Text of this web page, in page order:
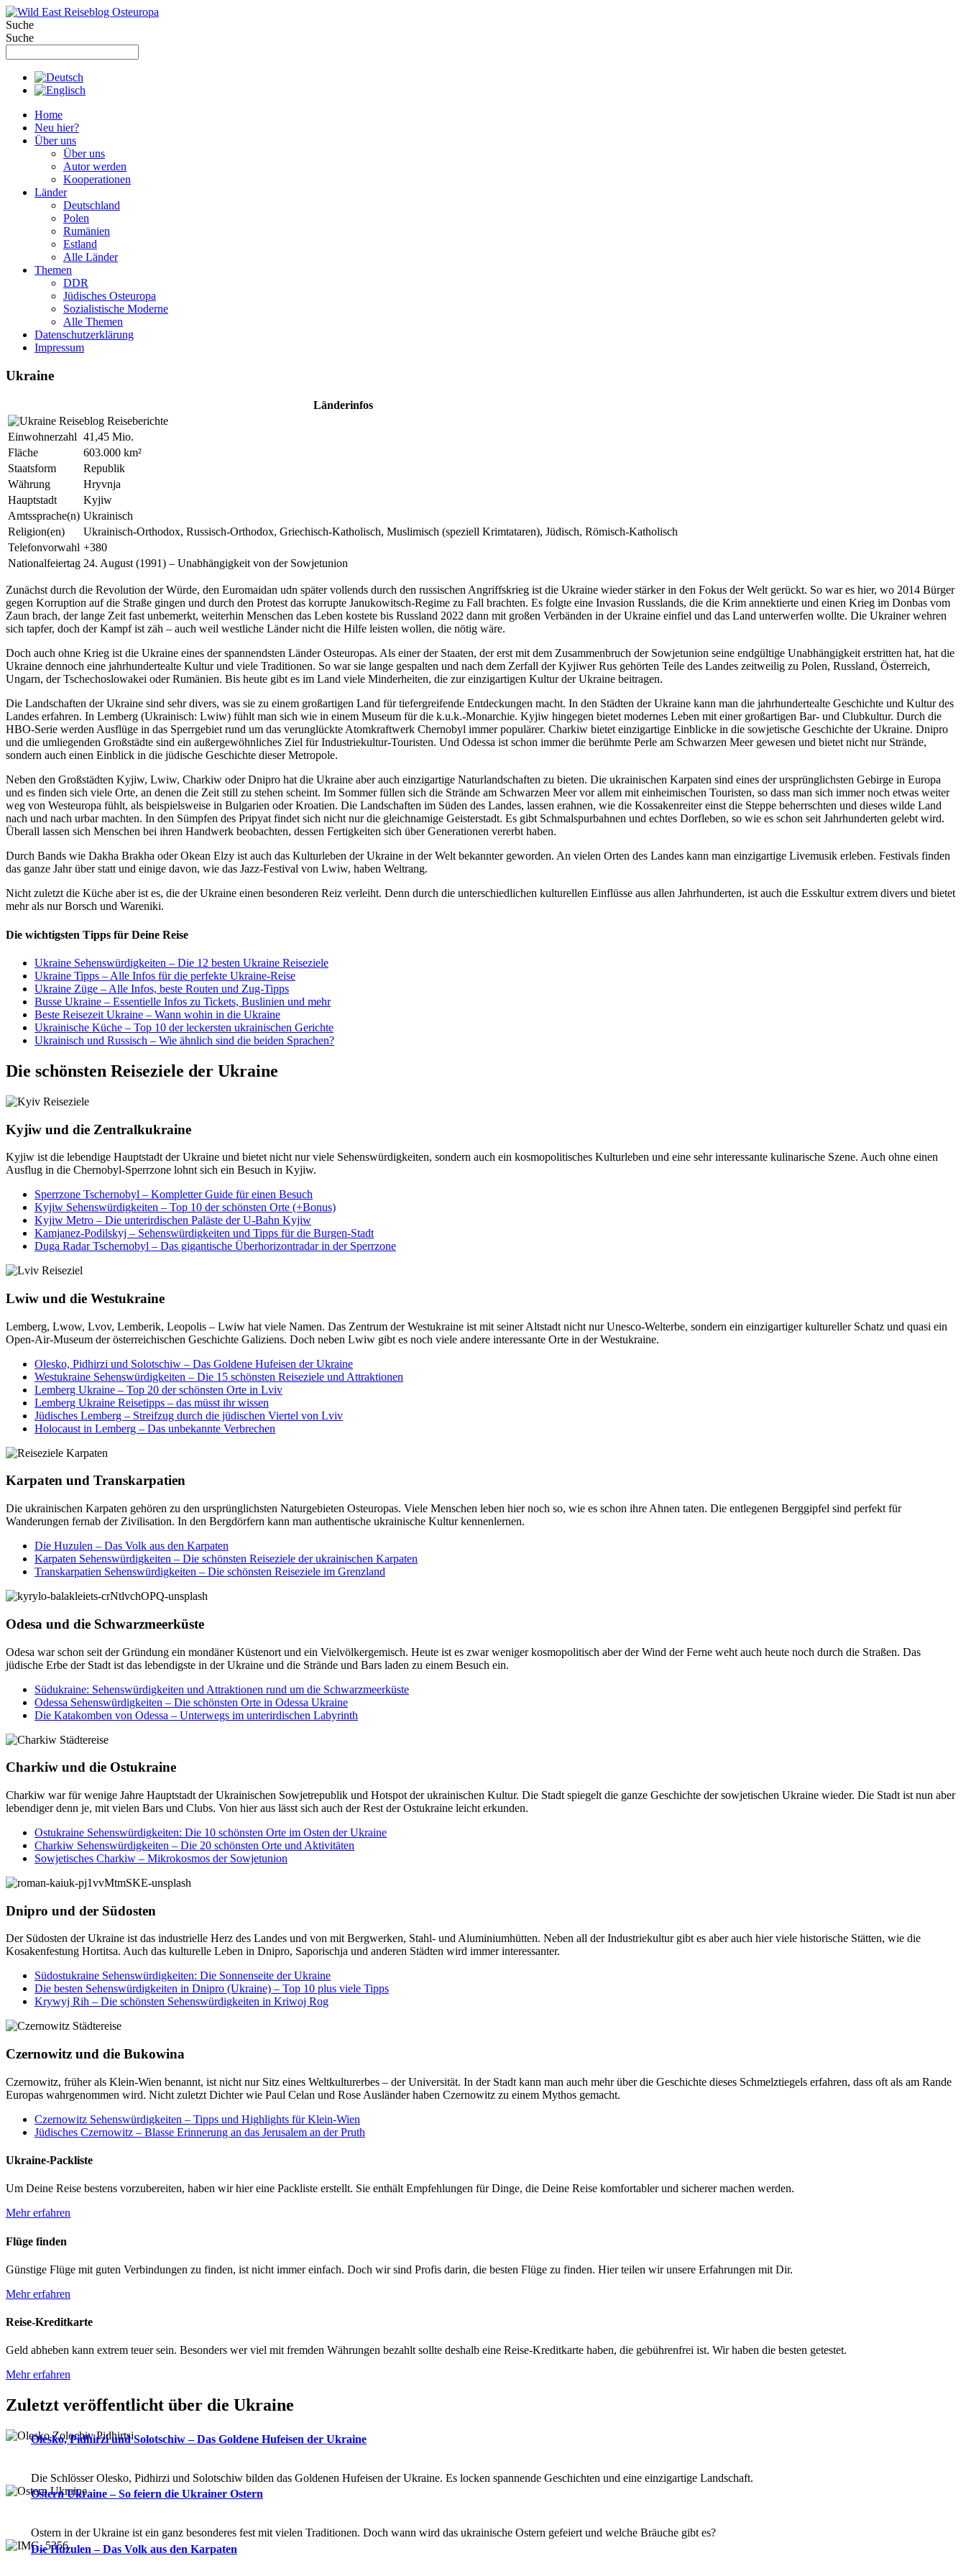
Zum
Inhalt
springen
Suche
Suche
Home
Neu hier?
Über uns
Über uns
Autor werden
Kooperationen
Länder
Deutschland
Polen
Rumänien
Estland
Alle Länder
Themen
DDR
Jüdisches Osteuropa
Sozialistische Moderne
Alle Themen
Datenschutzerklärung
Impressum
Ukraine
Länderinfos
Einwohnerzahl 41,45 Mio.
Fläche
603.000 km²
Staatsform
Republik
Währung
Hryvnja
Hauptstadt
Kyjiw
Amtssprache(n) Ukrainisch
Religion(en)
Ukrainisch-Orthodox, Russisch-Orthodox, Griechisch-Katholisch, Muslimisch (speziell Krimtataren), Jüdisch, Römisch-Katholisch
Telefonvorwahl +380
Nationalfeiertag 24. August (1991) – Unabhängigkeit von der Sowjetunion
Zunächst durch die Revolution der Würde, den Euromaidan udn später vollends durch den russischen Angriffskrieg ist die Ukraine wieder stärker in den Fokus der Welt gerückt. So war es hier, wo 2014 Bürger
gegen Korruption auf die Straße gingen und durch den Protest das korrupte Janukowitsch-Regime zu Fall brachten. Es folgte eine Invasion Russlands, die die Krim annektierte und einen Krieg im Donbas vom
Zaun brach, der lange Zeit fast unbemerkt, weiterhin Menschen das Leben kostete bis Russland 2022 dann mit großen Verbänden in der Ukraine einfiel und das Land unterwerfen wollte. Die Ukrainer wehren
sich tapfer, doch der Kampf ist zäh – auch weil westliche Länder nicht die Hilfe leisten wollen, die nötig wäre.
Doch auch ohne Krieg ist die Ukraine eines der spannendsten Länder Osteuropas. Als einer der Staaten, der erst mit dem Zusammenbruch der Sowjetunion seine endgültige Unabhängigkeit erstritten hat, hat die
Ukraine dennoch eine jahrhundertealte Kultur und viele Traditionen. So war sie lange gespalten und nach dem Zerfall der Kyjiwer Rus gehörten Teile des Landes zeitweilig zu Polen, Russland, Österreich,
Ungarn, der Tschechoslowakei oder Rumänien. Bis heute gibt es im Land viele Minderheiten, die zur einzigartigen Kultur der Ukraine beitragen.
Die Landschaften der Ukraine sind sehr divers, was sie zu einem großartigen Land für tiefergreifende Entdeckungen macht. In den Städten der Ukraine kann man die jahrhundertealte Geschichte und Kultur des
Landes erfahren. In Lemberg (Ukrainisch: Lwiw) fühlt man sich wie in einem Museum für die k.u.k.-Monarchie. Kyjiw hingegen bietet modernes Leben mit einer großartigen Bar- und Clubkultur. Durch die
HBO-Serie werden Ausflüge in das Sperrgebiet rund um das verunglückte Atomkraftwerk Chernobyl immer populärer. Charkiw bietet einzigartige Einblicke in die sowjetische Geschichte der Ukraine. Dnipro
und die umliegenden Großstädte sind ein außergewöhnliches Ziel für Industriekultur-Touristen. Und Odessa ist schon immer die berühmte Perle am Schwarzen Meer gewesen und bietet nicht nur Strände,
sondern auch einen Einblick in die jüdische Geschichte dieser Metropole.
Neben den Großstädten Kyjiw, Lwiw, Charkiw oder Dnipro hat die Ukraine aber auch einzigartige Naturlandschaften zu bieten. Die ukrainischen Karpaten sind eines der ursprünglichsten Gebirge in Europa
und es finden sich viele Orte, an denen die Zeit still zu stehen scheint. Im Sommer füllen sich die Strände am Schwarzen Meer vor allem mit einheimischen Touristen, so dass man sich immer noch etwas weiter
weg von Westeuropa fühlt, als beispielsweise in Bulgarien oder Kroatien. Die Landschaften im Süden des Landes, lassen erahnen, wie die Kossakenreiter einst die Steppe beherrschten und dieses wilde Land
nach und nach urbar machten. In den Sümpfen des Pripyat findet sich nicht nur die gleichnamige Geisterstadt. Es gibt Schmalspurbahnen und echtes Dorfleben, so wie es schon seit Jahrhunderten gelebt wird.
Überall lassen sich Menschen bei ihren Handwerk beobachten, dessen Fertigkeiten sich über Generationen vererbt haben.
Durch Bands wie Dakha Brakha oder Okean Elzy ist auch das Kulturleben der Ukraine in der Welt bekannter geworden. An vielen Orten des Landes kann man einzigartige Livemusik erleben. Festivals finden
das ganze Jahr über statt und einige davon, wie das Jazz-Festival von Lwiw, haben Weltrang.
Nicht zuletzt die Küche aber ist es, die der Ukraine einen besonderen Reiz verleiht. Denn durch die unterschiedlichen kulturellen Einflüsse aus allen Jahrhunderten, ist auch die Esskultur extrem divers und bietet
mehr als nur Borsch und Wareniki.
Die wichtigsten Tipps für Deine Reise
Ukraine Sehenswürdigkeiten – Die 12 besten Ukraine Reiseziele
Ukraine Tipps – Alle Infos für die perfekte Ukraine-Reise
Ukraine Züge – Alle Infos, beste Routen und Zug-Tipps
Busse Ukraine – Essentielle Infos zu Tickets, Buslinien und mehr
Beste Reisezeit Ukraine – Wann wohin in die Ukraine
Ukrainische Küche – Top 10 der leckersten ukrainischen Gerichte
Ukrainisch und Russisch – Wie ähnlich sind die beiden Sprachen?
Die schönsten Reiseziele der Ukraine
Kyjiw und die Zentralkukraine
Kyjiw ist die lebendige Hauptstadt der Ukraine und bietet nicht nur viele Sehenswürdigkeiten, sondern auch ein kosmopolitisches Kulturleben und eine sehr interessante kulinarische Szene. Auch ohne einen
Ausflug in die Chernobyl-Sperrzone lohnt sich ein Besuch in Kyjiw.
Sperrzone Tschernobyl – Kompletter Guide für einen Besuch
Kyjiw Sehenswürdigkeiten – Top 10 der schönsten Orte (+Bonus)
Kyjiw Metro – Die unterirdischen Paläste der U-Bahn Kyjiw
Kamjanez-Podilskyj – Sehenswürdigkeiten und Tipps für die Burgen-Stadt
Duga Radar Tschernobyl – Das gigantische Überhorizontradar in der Sperrzone
Lwiw und die Westukraine
Lemberg, Lwow, Lvov, Lemberik, Leopolis – Lwiw hat viele Namen. Das Zentrum der Westukraine ist mit seiner Altstadt nicht nur Unesco-Welterbe, sondern ein einzigartiger kultureller Schatz und quasi ein
Open-Air-Museum der österreichischen Geschichte Galiziens. Doch neben Lwiw gibt es noch viele andere interessante Orte in der Westukraine.
Olesko, Pidhirzi und Solotschiw – Das Goldene Hufeisen der Ukraine
Westukraine Sehenswürdigkeiten – Die 15 schönsten Reiseziele und Attraktionen
Lemberg Ukraine – Top 20 der schönsten Orte in Lviv
Lemberg Ukraine Reisetipps – das müsst ihr wissen
Jüdisches Lemberg – Streifzug durch die jüdischen Viertel von Lviv
Holocaust in Lemberg – Das unbekannte Verbrechen
Karpaten und Transkarpatien
Die ukrainischen Karpaten gehören zu den ursprünglichsten Naturgebieten Osteuropas. Viele Menschen leben hier noch so, wie es schon ihre Ahnen taten. Die entlegenen Berggipfel sind perfekt für
Wanderungen fernab der Zivilisation. In den Bergdörfern kann man authentische ukrainische Kultur kennenlernen.
Die Huzulen – Das Volk aus den Karpaten
Karpaten Sehenswürdigkeiten – Die schönsten Reiseziele der ukrainischen Karpaten
Transkarpatien Sehenswürdigkeiten – Die schönsten Reiseziele im Grenzland
Odesa und die Schwarzmeerküste
Odesa war schon seit der Gründung ein mondäner Küstenort und ein Vielvölkergemisch. Heute ist es zwar weniger kosmopolitisch aber der Wind der Ferne weht auch heute noch durch die Straßen. Das
jüdische Erbe der Stadt ist das lebendigste in der Ukraine und die Strände und Bars laden zu einem Besuch ein.
Südukraine: Sehenswürdigkeiten und Attraktionen rund um die Schwarzmeerküste
Odessa Sehenswürdigkeiten – Die schönsten Orte in Odessa Ukraine
Die Katakomben von Odessa – Unterwegs im unterirdischen Labyrinth
Charkiw und die Ostukraine
Charkiw war für wenige Jahre Hauptstadt der Ukrainischen Sowjetrepublik und Hotspot der ukrainischen Kultur. Die Stadt spiegelt die ganze Geschichte der sowjetischen Ukraine wieder. Die Stadt ist nun aber
lebendiger denn je, mit vielen Bars und Clubs. Von hier aus lässt sich auch der Rest der Ostukraine leicht erkunden.
Ostukraine Sehenswürdigkeiten: Die 10 schönsten Orte im Osten der Ukraine
Charkiw Sehenswürdigkeiten – Die 20 schönsten Orte und Aktivitäten
Sowjetisches Charkiw – Mikrokosmos der Sowjetunion
Dnipro und der Südosten
Der Südosten der Ukraine ist das industrielle Herz des Landes und von mit Bergwerken, Stahl- und Aluminiumhütten. Neben all der Industriekultur gibt es aber auch hier viele historische Stätten, wie die
Kosakenfestung Hortitsa. Auch das kulturelle Leben in Dnipro, Saporischja und anderen Städten wird immer interessanter.
Südostukraine Sehenswürdigkeiten: Die Sonnenseite der Ukraine
Die besten Sehenswürdigkeiten in Dnipro (Ukraine) – Top 10 plus viele Tipps
Krywyj Rih – Die schönsten Sehenswürdigkeiten in Kriwoj Rog
Czernowitz und die Bukowina
Czernowitz, früher als Klein-Wien benannt, ist nicht nur Sitz eines Weltkulturerbes – der Universität. In der Stadt kann man auch mehr über die Geschichte dieses Schmelztiegels erfahren, dass oft als am Rande
Europas wahrgenommen wird. Nicht zuletzt Dichter wie Paul Celan und Rose Ausländer haben Czernowitz zu einem Mythos gemacht.
Czernowitz Sehenswürdigkeiten – Tipps und Highlights für Klein-Wien
Jüdisches Czernowitz – Blasse Erinnerung an das Jerusalem an der Pruth
Ukraine-Packliste
Um Deine Reise bestens vorzubereiten, haben wir hier eine Packliste erstellt. Sie enthält Empfehlungen für Dinge, die Deine Reise komfortabler und sicherer machen werden.
Mehr erfahren
Flüge finden
Günstige Flüge mit guten Verbindungen zu finden, ist nicht immer einfach. Doch wir sind Profis darin, die besten Flüge zu finden. Hier teilen wir unsere Erfahrungen mit Dir.
Mehr erfahren
Reise-Kreditkarte
Geld abheben kann extrem teuer sein. Besonders wer viel mit fremden Währungen bezahlt sollte deshalb eine Reise-Kreditkarte haben, die gebührenfrei ist. Wir haben die besten getestet.
Mehr erfahren
Zuletzt veröffentlicht über die Ukraine
Olesko, Pidhirzi und Solotschiw – Das Goldene Hufeisen der Ukraine
Die Schlösser Olesko, Pidhirzi und Solotschiw bilden das Goldenen Hufeisen der Ukraine. Es locken spannende Geschichten und eine einzigartige Landschaft.
Ostern Ukraine – So feiern die Ukrainer Ostern
Ostern in der Ukraine ist ein ganz besonderes fest mit vielen Traditionen. Doch wann wird das ukrainische Ostern gefeiert und welche Bräuche gibt es?
Die Huzulen – Das Volk aus den Karpaten